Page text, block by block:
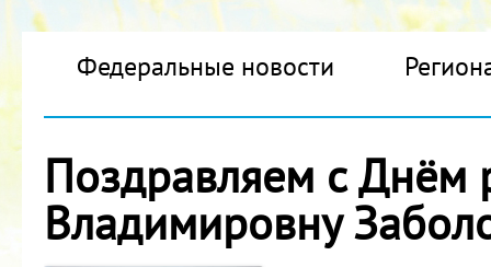
Федеральные новости
Поздравляем с Днём
Владимировну